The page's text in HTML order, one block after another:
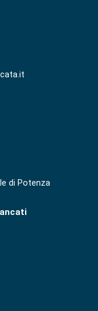
di Potenza